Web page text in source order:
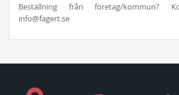
Beställning från företag/kommun?
info@fagert.se